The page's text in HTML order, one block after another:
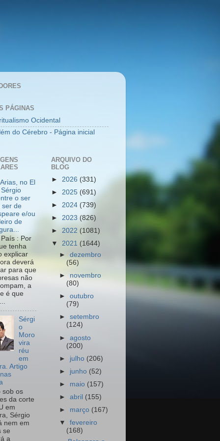
PÁGINAS
Ocidental
do Cérebro - Página inicial
no El
o ser
ser de
e/ou
de
: Por
tenha
explicar
deverá
para que
não
a
é que
Sérgi
o
Moro
vira
réu
em
Artigo
sob os
da corte
em
Sérgio
nem em
se
a
ARQUIVO DO
BLOG
► 2026 (331)
► 2025 (691)
► 2024 (739)
► 2023 (826)
► 2022 (1081)
▼ 2021 (1644)
►dezembro
(56)
► novembro
(80)
►outubro
(79)
►setembro
(124)
►agosto
(200)
► julho (206)
► junho (52)
► maio (157)
►abril (155)
► março (167)
▼fevereiro
(168)